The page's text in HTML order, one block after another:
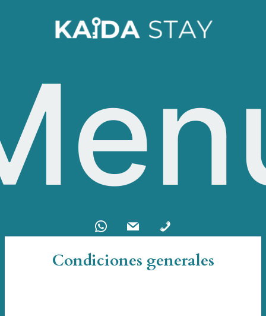
Condiciones generales